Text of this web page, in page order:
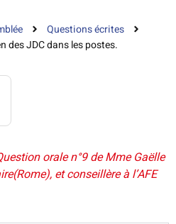
Questions écrites
des JDC dans les postes.
orale n°9 de Mme Gaëlle
et conseillère à l’AFE